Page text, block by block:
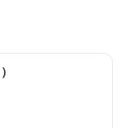
）